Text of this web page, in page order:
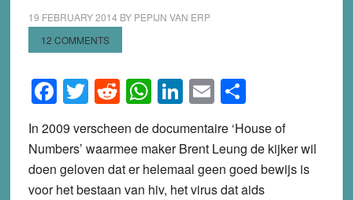
19 FEBRUARY 2014 BY PEPIJN VAN ERP
12 COMMENTS
Facebook
Twitter
Reddit
WhatsApp
LinkedIn
EmailShare
In 2009 verscheen de documentaire ‘House of
Numbers’ waarmee maker Brent Leung de kijker wil
doen geloven dat er helemaal geen goed bewijs is
voor het bestaan van hiv, het virus dat aids